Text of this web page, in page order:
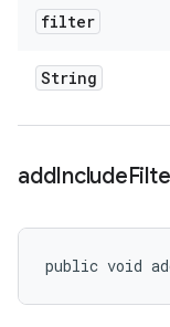
filter
String
addInclude
public void